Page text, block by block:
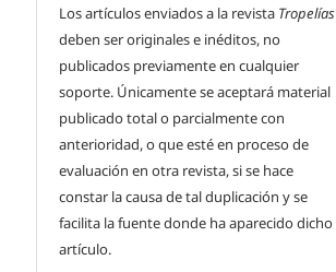
Los artículos enviados a la revista Tropelías
deben ser originales e inéditos, no
publicados previamente en cualquier
soporte. Únicamente se aceptará material
publicado total o parcialmente con
anterioridad, o que esté en proceso de
evaluación en otra revista, si se hace
constar la causa de tal duplicación y se
facilita la fuente donde ha aparecido dicho
artículo.